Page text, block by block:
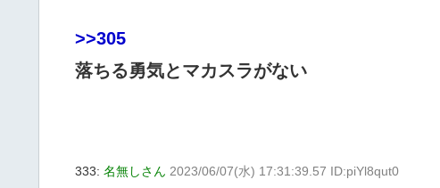
>>305
落ちる勇気とマカスラがない
333: 名無しさん 2023/06/07(水) 17:31:39.57 ID:piYl8qut0